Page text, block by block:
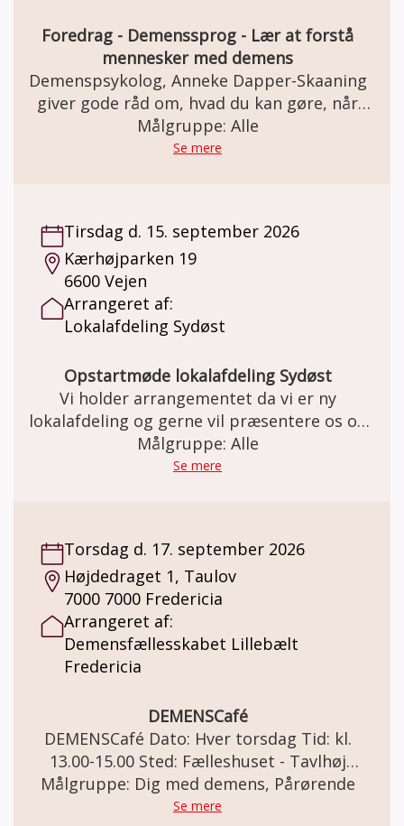
the pris kr. 20,- Der kan være egenbetaling
ved særlige aktiviteter såsom
fællesspisning, udflugter, foredrag m.m.
Tilmelding fra gang til gang til
Demensfællesskabet Lillebælt på tlf. 22 80
01 95 eller på mail:
Foredrag - Demenssprog - Lær at forstå
mennesker med demens
Demenspsykolog, Anneke Dapper-Skaaning
giver gode råd om, hvad du kan gøre, når
demens og kognitive forstyrrelser gør det
svært at kommuniker som før.
Målgruppe: Alle
Se mere
Tirsdag d. 15. september 2026
Kærhøjparken 19
6600 Vejen
Arrangeret af:
Lokalafdeling Sydøst
Opstartmøde lokalafdeling Sydøst
Vi holder arrangementet da vi er ny
lokalafdeling og gerne vil præsentere os og
orientere om tanker og ideer. Samtidig er vi
interesseret i om der er nogen der kunne
det aldring eller demens “ Så er vi vært med
smørrebrød.
Målgruppe: Alle
Se mere
Torsdag d. 17. september 2026
Højdedraget 1, Taulov
7000 7000 Fredericia
Arrangeret af:
Demensfællesskabet Lillebælt
Fredericia
DEMENSCafé
DEMENSCafé Dato: Hver torsdag Tid: kl.
13.00-15.00 Sted: Fælleshuset - Tavlhøj
Højdedraget 1, Taulov, 7000 Fredericia
Målgruppe: Dig med demens, Pårørende
Se mere